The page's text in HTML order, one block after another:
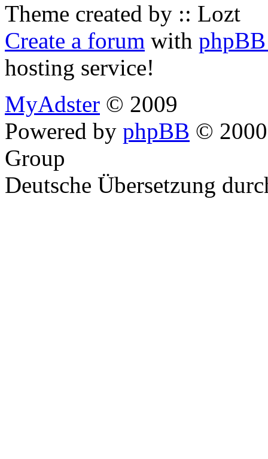
Theme created by :: Lozt
Create a forum with
hosting service!
MyAdster © 2009
Powered by phpBB ©
Group
Deutsche Übersetzung